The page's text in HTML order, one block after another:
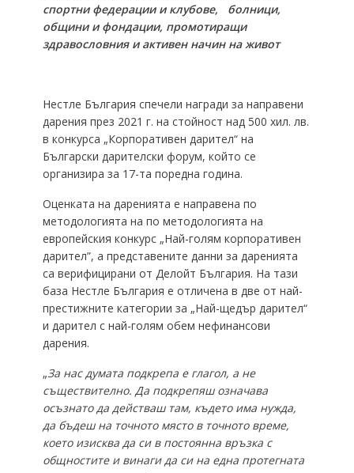
спортни федерации и клубове, болници,
общини и фондации, промотиращи
здравословния и активен начин на живот
Нестле България спечели награди за направени
дарения през 2021 г. на стойност над 500 хил. лв.
в конкурса „Корпоративен дарител“ на
Български дарителски форум, който се
организира за 17-та поредна година.
Оценката на даренията е направена по
методологията на по методологията на
европейския конкурс „Най-голям корпоративен
дарител”, а представените данни за даренията
са верифицирани от Делойт България. На тази
база Нестле България е отличена в две от най-
престижните категории за „Най-щедър дарител“
и дарител с най-голям обем нефинансови
дарения.
„За нас думата подкрепа е глагол, а не
съществително. Да подкрепяш означава
осъзнато да действаш там, където има нужда,
да бъдеш на точното място в точното време,
което изисква да си в постоянна връзка с
общностите и винаги да си на една протегната